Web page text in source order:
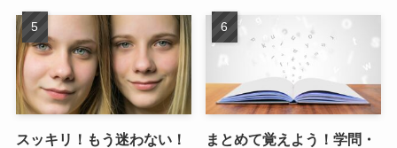
スッキリ！もう迷わない！
まとめて覚えよう！学問・